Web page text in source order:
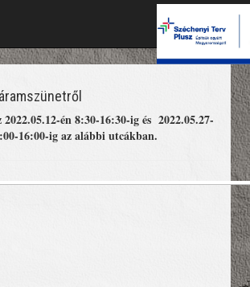
én 8:30-16:30-ig és 2022.05.27-
16:00-ig az alábbi utcákban.